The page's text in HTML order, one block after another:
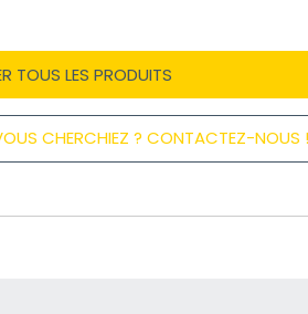
TOUS LES PRODUITS
CHERCHIEZ ? CONTACTEZ-NOUS !